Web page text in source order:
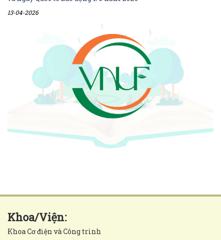
13-04-2026
Khoa/Viện:
Khoa Cơ điện và Công trình